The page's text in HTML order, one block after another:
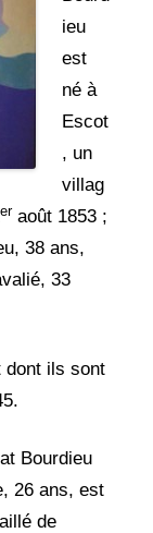
ieu
est
né à
Escot
, un
villag
eraoût 1853 ;
38 ans,
33
dont ils sont
Bourdieu
26 ans, est
de